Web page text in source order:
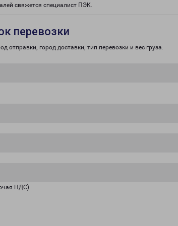
свяжется специалист ПЭК.
перевозки
отправки, город доставки, тип перевозки и вес груза.
НДС)